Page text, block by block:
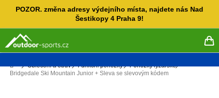
POZOR. změna adresy výdejního místa, najdete nás Nad
Šestikopy 4 Praha 9!
Domů
Oblečení a obuv Funkční ponožky
Ponožky lyžařské
Bridgedale Ski Mountain Junior + Sleva se slevovým kódem